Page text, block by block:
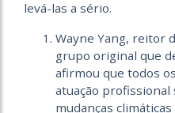
levá-las a sério.
Wayne Yang, reitor
grupo original que
afirmou que todos
atuação
mudanças